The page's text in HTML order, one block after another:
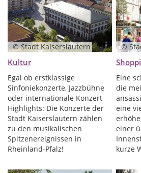
© Stadt Kaiserslautern
Kultur
Egal ob erstklassige
Sinfoniekonzerte, Jazzbühne
oder internationale Konzert-
Highlights: Die Konzerte der
Stadt Kaiserslautern zählen
zu den musikalischen
Spitzenereignissen in
Rheinland-Pfalz!
©
Eine
die
eine
einer
kurze